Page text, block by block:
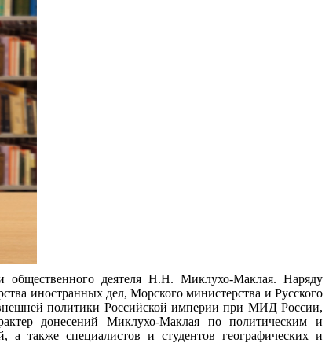
общественного деятеля Н.Н. Миклухо-Маклая. Наряду
иностранных дел, Морского министерства и Русского
политики Российской империи при МИД России,
донесений Миклухо-Маклая по политическим и
а также специалистов и студентов географических и